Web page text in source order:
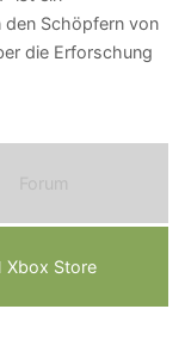
den Schöpfern von
die Erforschung
Forum
Xbox Store